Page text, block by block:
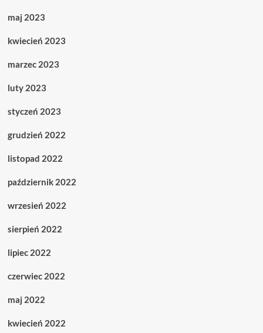
maj 2023
kwiecień 2023
marzec 2023
luty 2023
styczeń 2023
grudzień 2022
listopad 2022
październik 2022
wrzesień 2022
sierpień 2022
lipiec 2022
czerwiec 2022
maj 2022
kwiecień 2022